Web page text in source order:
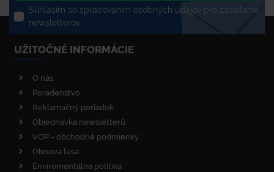
Súhlasím so spracovaním osobných údajov pre zasielanie
newsletterov
UŽITOČNÉ INFORMÁCIE
O nás
Poradenstvo
Reklamačný poriadok
Objednávka newsletterů
VOP - obchodné podmienky
Obnova lesa
Enviromentálna politika